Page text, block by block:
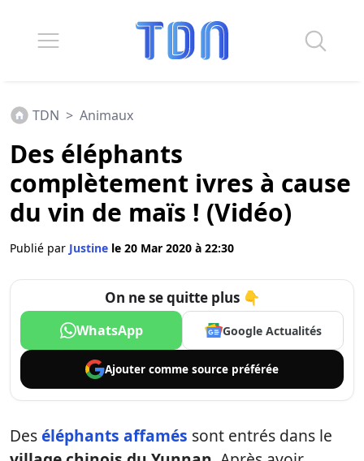
TDN > Animaux
Des éléphants
complètement ivres à cause
du vin de maïs ! (Vidéo)
Publié par Justine le 20 Mar 2020 à 22:30
On ne se quitte plus 👇
WhatsApp Google Actualités
Ajouter comme source préférée
Deséléphants affamés sont entrés dans le